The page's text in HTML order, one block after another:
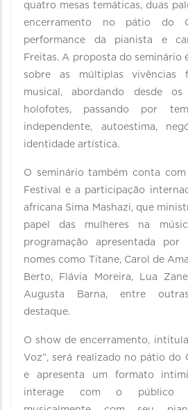
quatro mesas temáticas, duas
encerramento no pátio do
performance da pianista e
Freitas. A proposta do seminário
sobre as múltiplas vivências
musical, abordando desde
holofotes, passando por
independente, autoestima,
identidade artística.
O seminário também conta
Festival e a participação
africana Sima Mashazi, que
papel das mulheres na
programação apresentada
nomes como Titane, Carol de
Berto, Flávia Moreira, Lua
Augusta Barna, entre
destaque.
O show de encerramento,
Voz”, será realizado no pátio do
e apresenta um formato
interage com o público